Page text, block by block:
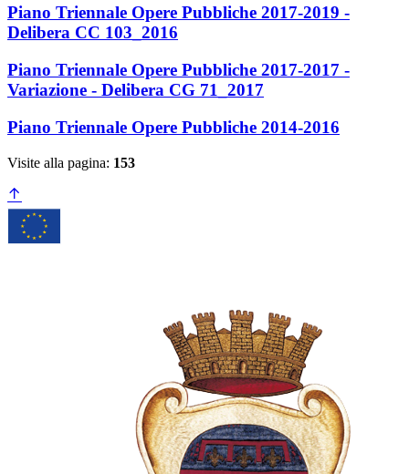
Piano Triennale Opere Pubbliche 2017-2019 -
Delibera CC 103_2016
Piano Triennale Opere Pubbliche 2017-2017 -
Variazione - Delibera CG 71_2017
Piano Triennale Opere Pubbliche 2014-2016
Visite alla pagina: 153